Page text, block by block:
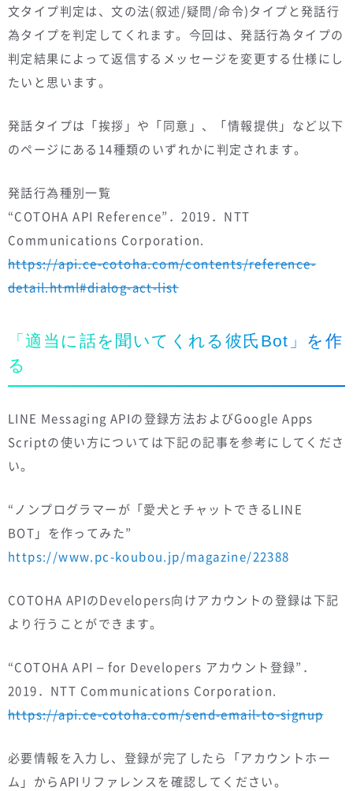
文タイプ判定は、文の法(叙述/疑問/命令)タイプと発話行
為タイプを判定してくれます。今回は、発話行為タイプの
判定結果によって返信するメッセージを変更する仕様にし
たいと思います。
発話タイプは「挨拶」や「同意」、「情報提供」など以下
のページにある14種類のいずれかに判定されます。
発話行為種別一覧
“COTOHA API Reference”．2019．NTT
Communications Corporation.
https://api.ce-cotoha.com/contents/reference-
detail.html#dialog-act-list
「適当に話を聞いてくれる彼氏Bot」を作
る
LINE Messaging APIの登録方法およびGoogle Apps
Scriptの使い方については下記の記事を参考にしてくださ
い。
“ノンプログラマーが「愛犬とチャットできるLINE
BOT」を作ってみた”
https://www.pc-koubou.jp/magazine/22388
COTOHA APIのDevelopers向けアカウントの登録は下記
より行うことができます。
“COTOHA API – for Developers アカウント登録”．
2019．NTT Communications Corporation.
https://api.ce-cotoha.com/send-email-to-signup
必要情報を入力し、登録が完了したら「アカウントホー
ム」からAPIリファレンスを確認してください。